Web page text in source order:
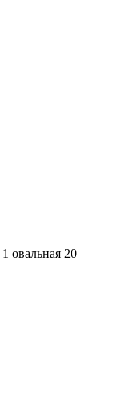
1 овальная 20